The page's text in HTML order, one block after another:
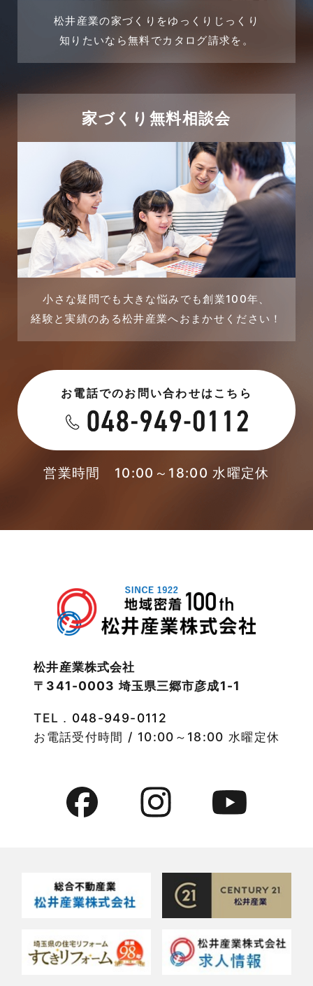
土地活用提案
売買物件
太陽光発電活用事例
市民リフォームサービス
店舗・テナント施工事例
戸建賃貸住宅活用事例
採用情報
未分類
未分類
本店-ブログ
東武スカイツリーライン
注文住宅施工事例
物件検索
物件特集
竹ノ塚店-ブログ
貸倉庫・その他
貸店舗活用事例
賃貸物件
2024年2月
2023年12月
2023年11月
2023年10月
2023年9月
2023年7月
2023年5月
2023年4月
2023年3月
2022年11月
2022年9月
2022年8月
2022年6月
2022年3月
2022年2月
松井産業の家づくりをゆっくりじっくり
知りたいなら無料でカタログ請求を。
家づくり無料相談会
小さな疑問でも大きな悩みでも創業100年、
経験と実績のある松井産業へおまかせください！
お電話でのお問い合わせはこちら
営業時間 10:00～18:00 水曜定休
松井産業株式会社
〒341-0003 埼玉県三郷市彦成1-1
TEL． 048-949-0112
お電話受付時間 / 10:00～18:00 水曜定休